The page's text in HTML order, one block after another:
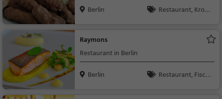
Berlin
Restaurant, Kroat
Raymons
Restaurant in Berlin
Berlin
Restaurant, Fisch,